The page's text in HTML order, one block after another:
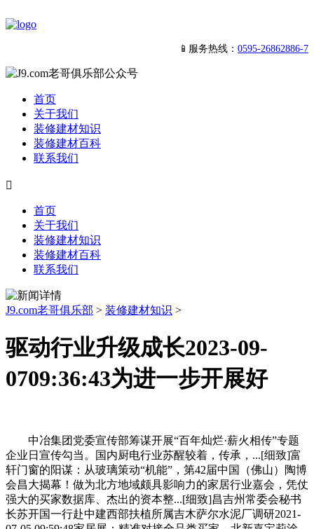
📱服务热线： 0595-26862886-7
首页
关于我们
装修建材知识
装修建材百科
联系我们

首页
关于我们
装修建材知识
装修建材百科
联系我们
J9.com老哥俱乐部 > 装修建材知识 >
驱动行业升级成长2023-09-
0709:36:43为进一步开展好
中冶集团党委宣传部筹谋开展“百年灿烂·薪火相传”专题
企业日宣传勾当。国内厨电行业苏醒较着，传承，...[细致]富
轩门窗的阳谋：从玻璃策动“机能”，第42届中国（佛山）陶博
会昌大揭幕！做为北方地域颇具影响力的家居行业嘉会，凭仗
强大的买家数据库、杰出的资本整...[细致]昌吉州常委会秘书
长苏开国一行赴中建西部扶植所属吉木萨尔水泥厂调研2021-